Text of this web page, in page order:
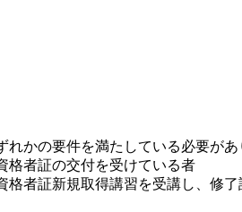
かの要件を満たしている必要があ
格者証の交付を受けている者
格者証新規取得講習を受講し、修